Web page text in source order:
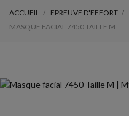
ACCUEIL EPREUVE D'EFFORT
MASQUE FACIAL 7450 TAILLE M